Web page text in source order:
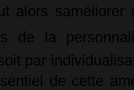
alors
de la
par
de cette